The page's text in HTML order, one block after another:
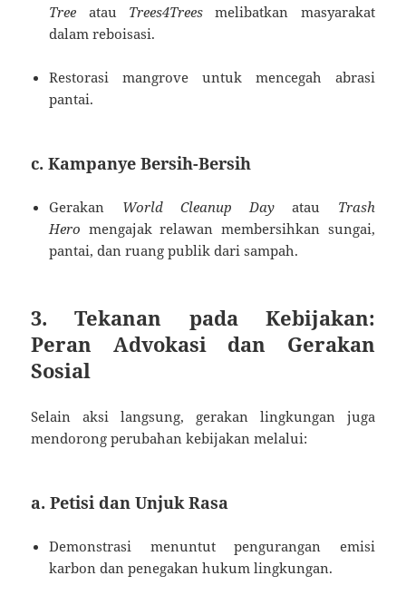
Tree atau Trees4Trees melibatkan masyarakat
dalam reboisasi.
Restorasi mangrove untuk mencegah abrasi
pantai.
c. Kampanye Bersih-Bersih
Gerakan World Cleanup Day atau Trash
Hero mengajak relawan membersihkan sungai,
pantai, dan ruang publik dari sampah.
3. Tekanan pada Kebijakan:
Peran Advokasi dan Gerakan
Sosial
Selain aksi langsung, gerakan lingkungan juga
mendorong perubahan kebijakan melalui:
a. Petisi dan Unjuk Rasa
Demonstrasi menuntut pengurangan emisi
karbon dan penegakan hukum lingkungan.